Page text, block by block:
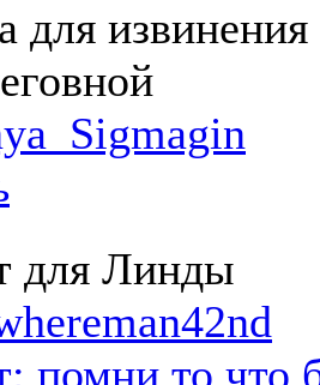
для
для Линды
помни то что